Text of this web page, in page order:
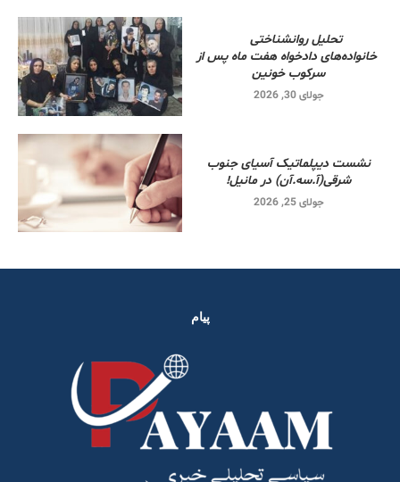
تحلیل روانشناختی
خانواده‌های دادخواه هفت ماه پس از
سرکوب خونین
جولای 30, 2026
نشست دیپلماتیک آسیای جنوب
شرقی‌(آ.سه.آن) در مانیل!
جولای 25, 2026
پیام